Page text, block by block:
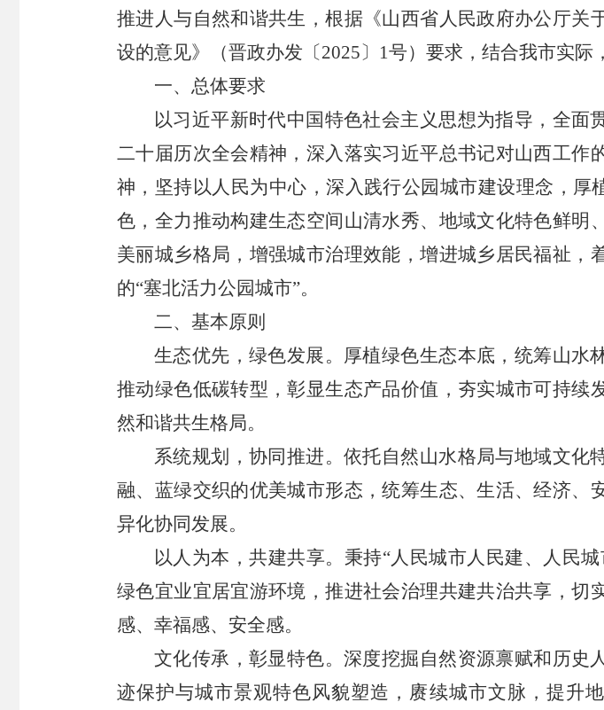
推进人与自然和谐共生，根据《山西省人民政府办公厅关
设的意见》（晋政办发〔2025〕1号）要求，结合我市实际
一、总体要求
以习近平新时代中国特色社会主义思想为指导，全面
二十届历次全会精神，深入落实习近平总书记对山西工作
神，坚持以人民为中心，深入践行公园城市建设理念，厚
色，全力推动构建生态空间山清水秀、地域文化特色鲜明
美丽城乡格局，增强城市治理效能，增进城乡居民福祉，
的“塞北活力公园城市”。
二、基本原则
生态优先，绿色发展。厚植绿色生态本底，统筹山水
推动绿色低碳转型，彰显生态产品价值，夯实城市可持续
然和谐共生格局。
系统规划，协同推进。依托自然山水格局与地域文化
融、蓝绿交织的优美城市形态，统筹生态、生活、经济、
异化协同发展。
以人为本，共建共享。秉持“人民城市人民建、人民
绿色宜业宜居宜游环境，推进社会治理共建共治共享，切
感、幸福感、安全感。
文化传承，彰显特色。深度挖掘自然资源禀赋和历史
迹保护与城市景观特色风貌塑造，赓续城市文脉，提升